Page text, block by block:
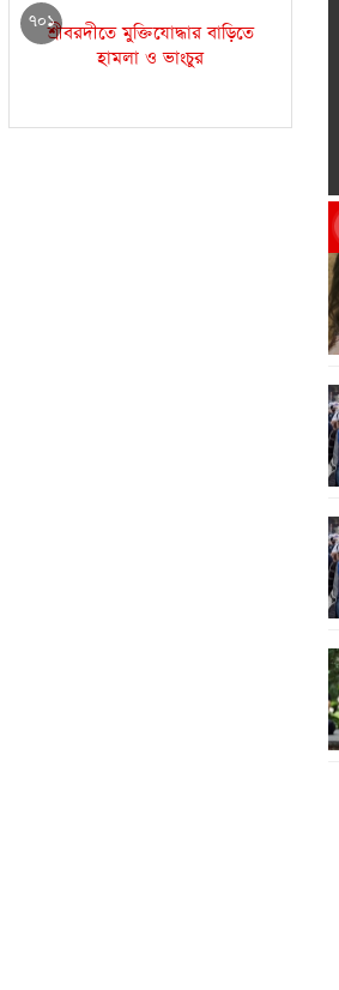
৭০১শ্রীবরদীতে মুক্তিযোদ্ধার বাড়িতে
হামলা ও ভাংচুর